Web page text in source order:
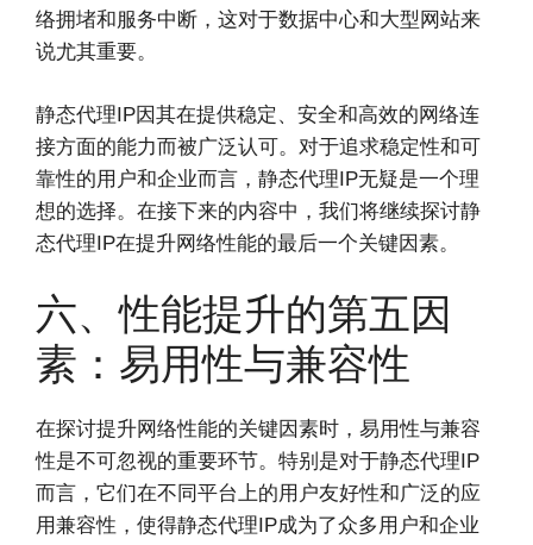
络拥堵和服务中断，这对于数据中心和大型网站来
说尤其重要。
静态代理IP因其在提供稳定、安全和高效的网络连
接方面的能力而被广泛认可。对于追求稳定性和可
靠性的用户和企业而言，静态代理IP无疑是一个理
想的选择。在接下来的内容中，我们将继续探讨静
态代理IP在提升网络性能的最后一个关键因素。
六、性能提升的第五因
素：易用性与兼容性
在探讨提升网络性能的关键因素时，易用性与兼容
性是不可忽视的重要环节。特别是对于静态代理IP
而言，它们在不同平台上的用户友好性和广泛的应
用兼容性，使得静态代理IP成为了众多用户和企业